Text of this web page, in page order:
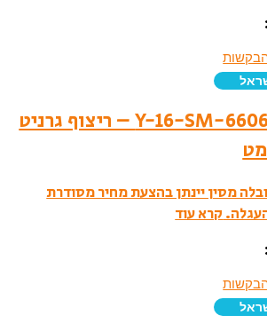
Y-16-SM-6606-60×60 – ריצוף גרניט
מסין יינתן בהצעת מחיר מסודרת
קרא עוד